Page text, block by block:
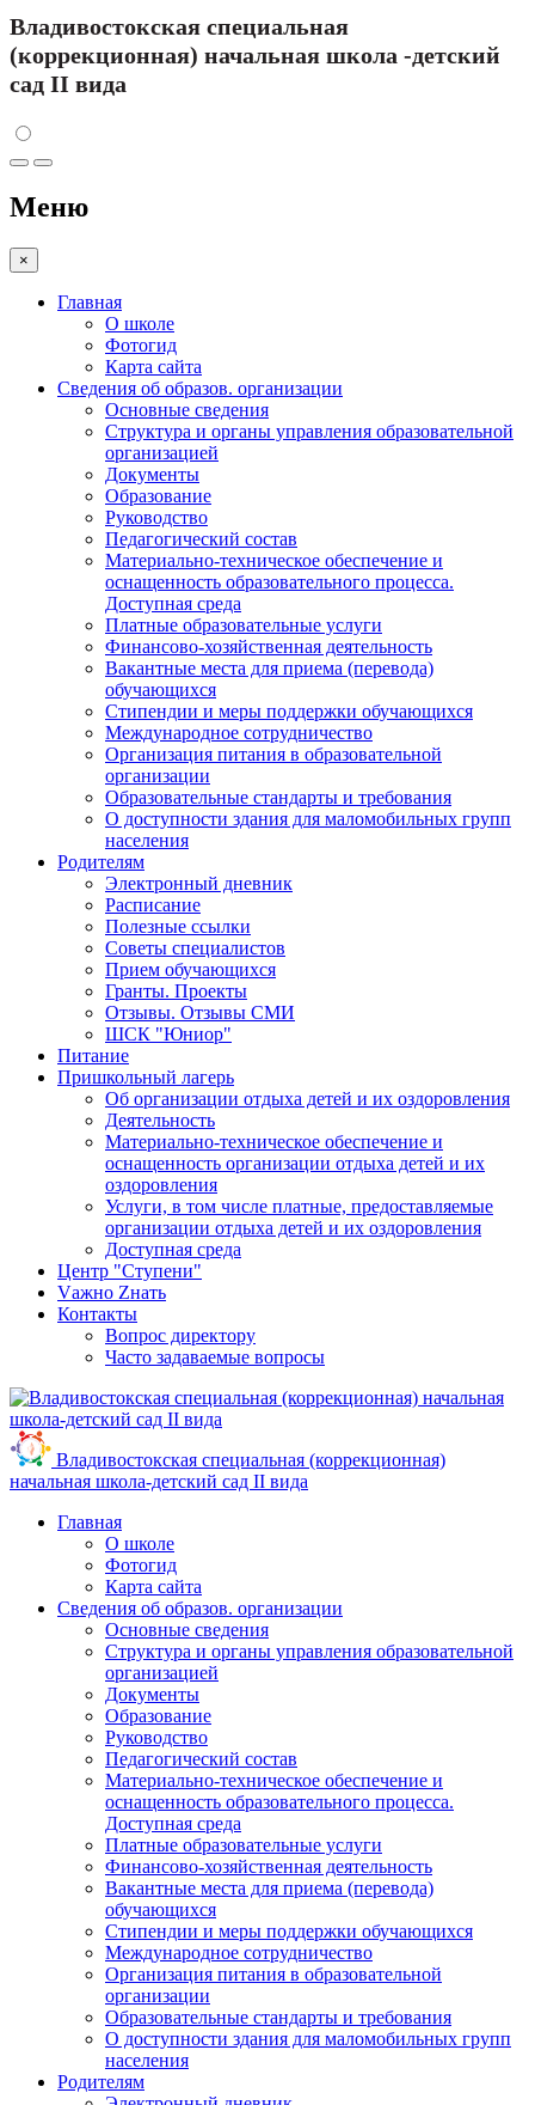
Владивостокская специальная
(коррекционная) начальная школа -детский
сад II вида
Меню
×
Главная
О школе
Фотогид
Карта сайта
Сведения об образов. организации
Основные сведения
Структура и органы управления образовательной
организацией
Документы
Образование
Руководство
Педагогический состав
Материально-техническое обеспечение и
оснащенность образовательного процесса.
Доступная среда
Платные образовательные услуги
Финансово-хозяйственная деятельность
Вакантные места для приема (перевода)
обучающихся
Стипендии и меры поддержки обучающихся
Международное сотрудничество
Организация питания в образовательной
организации
Образовательные стандарты и требования
О доступности здания для маломобильных групп
населения
Родителям
Электронный дневник
Расписание
Полезные ссылки
Советы специалистов
Прием обучающихся
Гранты. Проекты
Отзывы. Отзывы СМИ
ШСК "Юниор"
Питание
Пришкольный лагерь
Об организации отдыха детей и их оздоровления
Деятельность
Материально-техническое обеспечение и
оснащенность организации отдыха детей и их
оздоровления
Услуги, в том числе платные, предоставляемые
организации отдыха детей и их оздоровления
Доступная среда
Центр "Ступени"
Vажно Zнать
Контакты
Вопрос директору
Часто задаваемые вопросы
Владивостокская специальная (коррекционная)
начальная школа-детский сад II вида
Главная
О школе
Фотогид
Карта сайта
Сведения об образов. организации
Основные сведения
Структура и органы управления образовательной
организацией
Документы
Образование
Руководство
Педагогический состав
Материально-техническое обеспечение и
оснащенность образовательного процесса.
Доступная среда
Платные образовательные услуги
Финансово-хозяйственная деятельность
Вакантные места для приема (перевода)
обучающихся
Стипендии и меры поддержки обучающихся
Международное сотрудничество
Организация питания в образовательной
организации
Образовательные стандарты и требования
О доступности здания для маломобильных групп
населения
Родителям